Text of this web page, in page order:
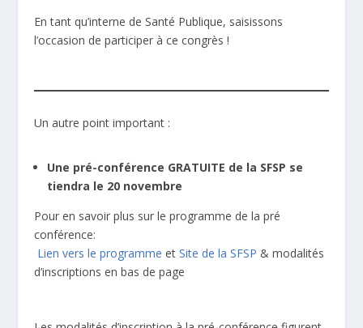
En tant qu’interne de Santé Publique, saisissons
l’occasion de participer à ce congrès !
Un autre point important :
Une pré-conférence GRATUITE de la SFSP se
tiendra le 20 novembre
Pour en savoir plus sur le programme de la pré
conférence:
Lien vers le programme etSite de la SFSP & modalités
d’inscriptions en bas de page